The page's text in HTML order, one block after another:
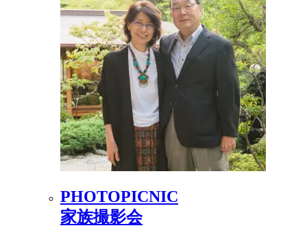
PHOTOPICNIC
家族撮影会